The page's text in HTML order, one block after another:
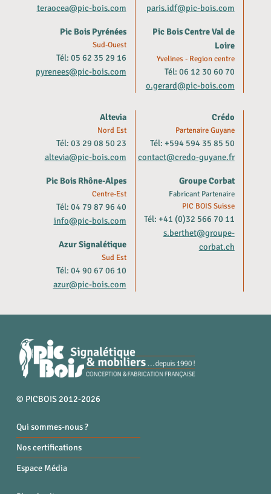
teraocea@pic-bois.com
Pic Bois Pyrénées
Sud-Ouest
Tél: 05 62 35 29 16
pyrenees@pic-bois.com
paris.idf@pic-bois.com
Pic Bois Centre Val de
Loire
Yvelines - Region centre
Tél: 06 12 30 60 70
o.gerard@pic-bois.com
Altevia
Nord Est
Tél: 03 29 08 50 23
altevia@pic-bois.com
Pic Bois Rhône-Alpes
Centre-Est
Tél: 04 79 87 96 40
info@pic-bois.com
Azur Signalétique
Sud Est
Tél: 04 90 67 06 10
azur@pic-bois.com
Crédo
Partenaire Guyane
Tél: +594 594 35 85 50
contact@credo-guyane.fr
Groupe Corbat
Fabricant Partenaire
PIC BOIS Suisse
Tél: +41 (0)32 566 70 11
s.berthet@groupe-
corbat.ch
© PICBOIS 2012-2026
Qui sommes-nous ?
Nos certifications
Espace Média